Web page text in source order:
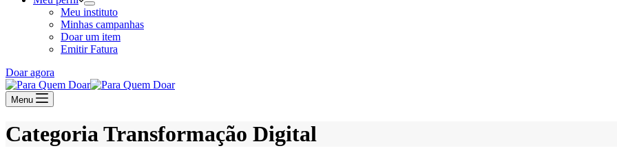
Meu instituto
Minhas campanhas
Doar um item
Emitir Fatura
Doar agora
Menu
CategoriaTransformação Digital